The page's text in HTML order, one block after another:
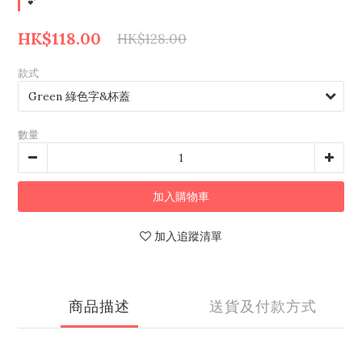
HK$118.00 HK$128.00
款式
數量
加入購物車
加入追蹤清單
商品描述 送貨及付款方式